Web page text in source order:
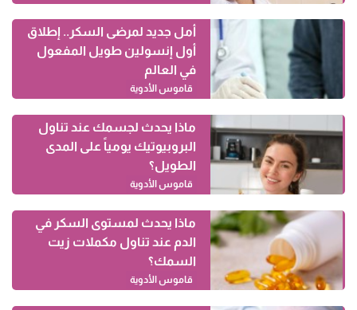
أمل جديد لمرضى السكر.. إطلاق
أول إنسولين طويل المفعول
في العالم
قاموس الأدوية
ماذا يحدث لجسمك عند تناول
البروبيوتيك يومياً على المدى
الطويل؟
قاموس الأدوية
ماذا يحدث لمستوى السكر في
الدم عند تناول مكملات زيت
السمك؟
قاموس الأدوية